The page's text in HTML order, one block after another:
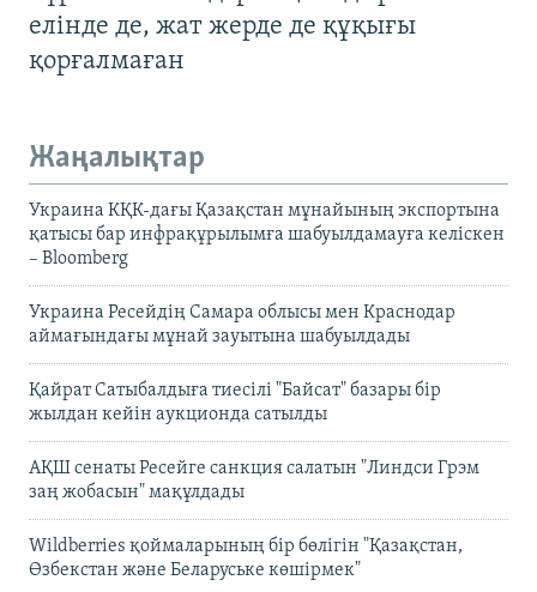
елінде де, жат жерде де құқығы
қорғалмаған
Жаңалықтар
Украина КҚК-дағы Қазақстан мұнайының экспортына
қатысы бар инфрақұрылымға шабуылдамауға келіскен
– Bloomberg
Украина Ресейдің Самара облысы мен Краснодар
аймағындағы мұнай зауытына шабуылдады
Қайрат Сатыбалдыға тиесілі "Байсат" базары бір
жылдан кейін аукционда сатылды
АҚШ сенаты Ресейге санкция салатын "Линдси Грэм
заң жобасын" мақұлдады
Wildberries қоймаларының бір бөлігін "Қазақстан,
Өзбекстан және Беларуське көшірмек"